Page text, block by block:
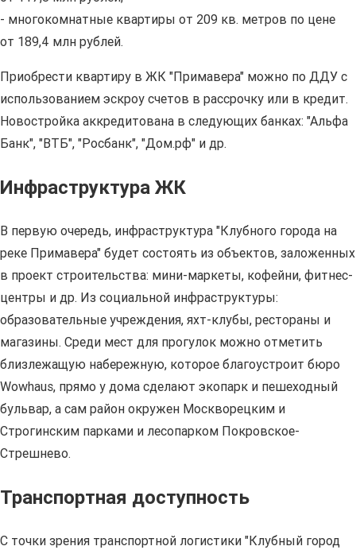
- многокомнатные квартиры от 209 кв. метров по цене
от 189,4 млн рублей.
Приобрести квартиру в ЖК "Примавера" можно по ДДУ с
использованием эскроу счетов в рассрочку или в кредит.
Новостройка аккредитована в следующих банках: "Альфа
Банк", "ВТБ", "Росбанк", "Дом.рф" и др.
Инфраструктура ЖК
В первую очередь, инфраструктура "Клубного города на
реке Примавера" будет состоять из объектов, заложенных
в проект строительства: мини-маркеты, кофейни, фитнес-
центры и др. Из социальной инфраструктуры:
образовательные учреждения, яхт-клубы, рестораны и
магазины. Среди мест для прогулок можно отметить
близлежащую набережную, которое благоустроит бюро
Wowhaus, прямо у дома сделают экопарк и пешеходный
бульвар, а сам район окружен Москворецким и
Строгинским парками и лесопарком Покровское-
Стрешнево.
Транспортная доступность
С точки зрения транспортной логистики "Клубный город